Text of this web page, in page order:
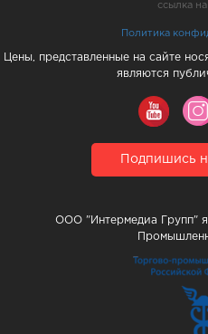
ссылка на
Политика
Цены, представленные на сайте
являются
Подпишись
ООО "Интермедиа Групп"